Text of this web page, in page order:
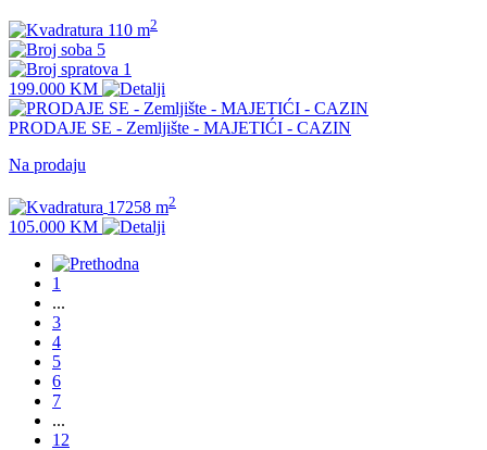
110 m2
5
1
199.000 KM
PRODAJE SE - Zemljište - MAJETIĆI - CAZIN
Na prodaju
17258 m2
105.000 KM
1
...
3
4
5
6
7
...
12